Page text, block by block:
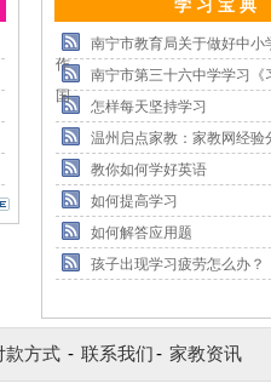
学 习 宝 典
南宁市教育局关于做好中小
作
南宁市第三十六中学学习《
国
怎样每天坚持学习
温州启点家教：家教网经验
教你如何学好英语
如何提高学习
如何解答应用题
孩子出现学习疲劳怎么办？
款方式 - 联系我们- 家教资讯